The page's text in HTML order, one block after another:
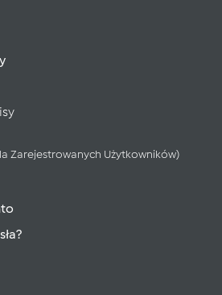
Zarejestrowanych Użytkowników)